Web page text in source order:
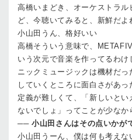
高橋いまどき、オーケストラ
ど、今聴いてみると、新鮮だよ
小山田 うん、格好いい
高橋そういう意味で、
いう次元で音楽を作ってるわ
ニックミュージックは機材だ
していくところに面白さがあ
定義が難しくて、「新しいと
ないでしょ」ってことが少な
── 小山田さんはその点いかが
小山田 うーん、僕は何も考え